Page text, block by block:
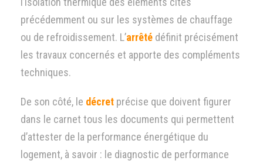
précédemment ou sur les systèmes de chauffage
ou de refroidissement. L’arrêté définit précisément
les travaux concernés et apporte des compléments
techniques.
De son côté, le décret précise que doivent figurer
dans le carnet tous les documents qui permettent
d’attester de la performance énergétique du
logement, à savoir : le diagnostic de performance